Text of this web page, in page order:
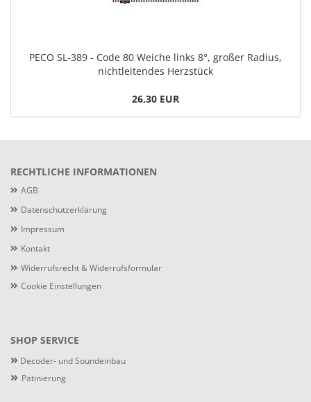
PECO SL-389 - Code 80 Weiche links 8°, großer Radius,
nichtleitendes Herzstück
26,30 EUR
RECHTLICHE INFORMATIONEN
AGB
Datenschutzerklärung
Impressum
Kontakt
Widerrufsrecht & Widerrufsformular
Cookie Einstellungen
SHOP SERVICE
» Decoder- und Soundeinbau
» Patinierung